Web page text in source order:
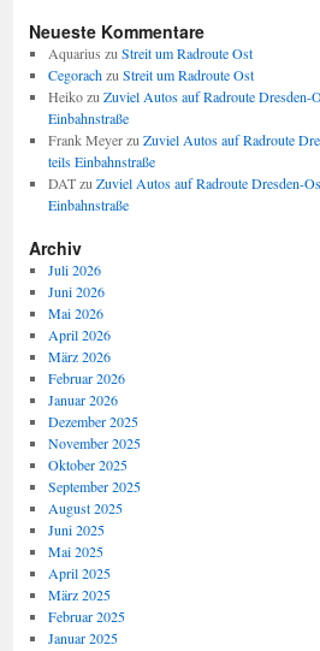
Neueste Kommentare
Aquarius zu Streit um Radroute Ost
Cegorachzu Streit um Radroute Ost
Heikozu Zuviel Autos auf Radroute Dresden-
Einbahnstraße
Frank Meyerzu Zuviel Autos auf Radroute
teils Einbahnstraße
DATzu Zuviel Autos auf Radroute Dresden-
Einbahnstraße
Archiv
Juli 2026
Juni 2026
Mai 2026
April 2026
März 2026
Februar 2026
Januar 2026
Dezember 2025
November 2025
Oktober 2025
September 2025
August 2025
Juni 2025
Mai 2025
April 2025
März 2025
Februar 2025
Januar 2025